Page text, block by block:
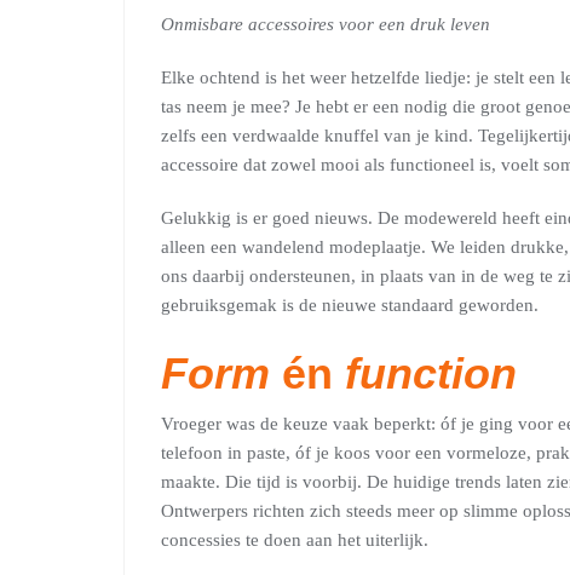
Onmisbare accessoires voor een druk leven
Elke ochtend is het weer hetzelfde liedje: je stelt een
tas neem je mee? Je hebt er een nodig die groot
zelfs een verdwaalde knuffel van je kind.
accessoire dat zowel mooi als functioneel is, voelt
Gelukkig is er goed nieuws. De modewereld heeft
alleen een wandelend modeplaatje. We leiden
ons daarbij ondersteunen, in plaats van in de weg te
gebruiksgemak is de nieuwe standaard geworden.
Form én function
Vroeger was de keuze vaak beperkt: óf je ging voor
telefoon in paste, óf je koos voor een vormeloze,
maakte. Die tijd is voorbij. De huidige trends laten
Ontwerpers richten zich steeds meer op slimme
concessies te doen aan het uiterlijk.